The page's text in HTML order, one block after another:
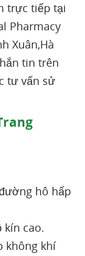
trực tiếp tại
Pharmacy
Xuân,Hà
tin trên
tư vấn sử
hô hấp
kín cao.
không khí